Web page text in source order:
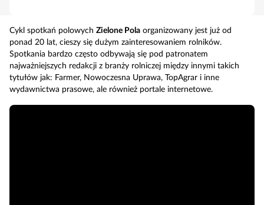
Cykl spotkań polowych Zielone Pola organizowany jest już od
ponad 20 lat, cieszy się dużym zainteresowaniem rolników.
Spotkania bardzo często odbywają się pod patronatem
najważniejszych redakcji z branży rolniczej między innymi takich
tytułów jak: Farmer, Nowoczesna Uprawa, TopAgrar i inne
wydawnictwa prasowe, ale również portale internetowe.